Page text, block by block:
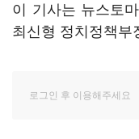
이 기사는 뉴스토
최신형 정치정책부